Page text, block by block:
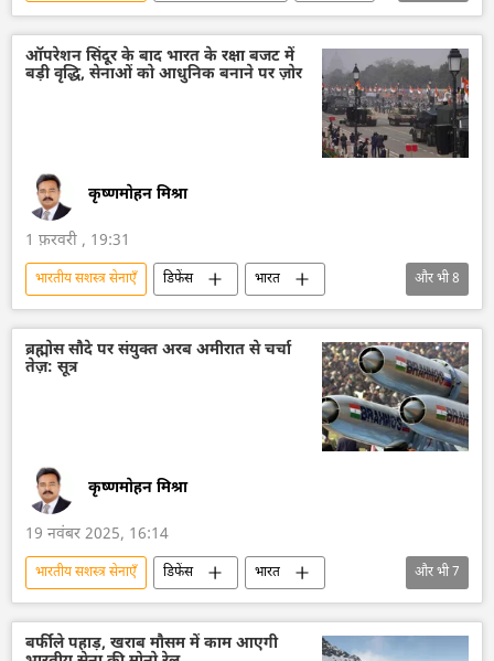
आत्मनिर्भर भारत
भारत का विकास
भारत सरकार
दिल्ली
सकल घरेलू उत्पाद
भारत के रक्षा मंत्री
रक्षा मंत्रालय (MoD)
भारतीय अर्थव्यवस्था
ऑपरेशन सिंदूर के बाद भारत के रक्षा बजट में
बड़ी वृद्धि, सेनाओं को आधुनिक बनाने पर ज़ोर
कृष्णमोहन मिश्रा
1 फ़रवरी , 19:31
भारतीय सशस्‍त्र सेनाएँ डिफेंस
भारत
आत्मनिर्भर भारत
भारत सरकार
रक्षा मंत्रालय (MoD)
भारतीय सेना
भारतीय वायुसेना
और भी8
ब्रह्मोस सौदे पर संयुक्त अरब अमीरात से चर्चा
तेज़: सूत्र
कृष्णमोहन मिश्रा
19 नवंबर 2025, 16:14
भारतीय सशस्‍त्र सेनाएँ डिफेंस
भारत
रूस
संयुक्त अरब अमीरात
भारतीय सेना
भारतीय वायुसेना
भारतीय नौसेना ब्रह्मोस
और भी7
बर्फीले पहाड़, खराब मौसम में काम आएगी